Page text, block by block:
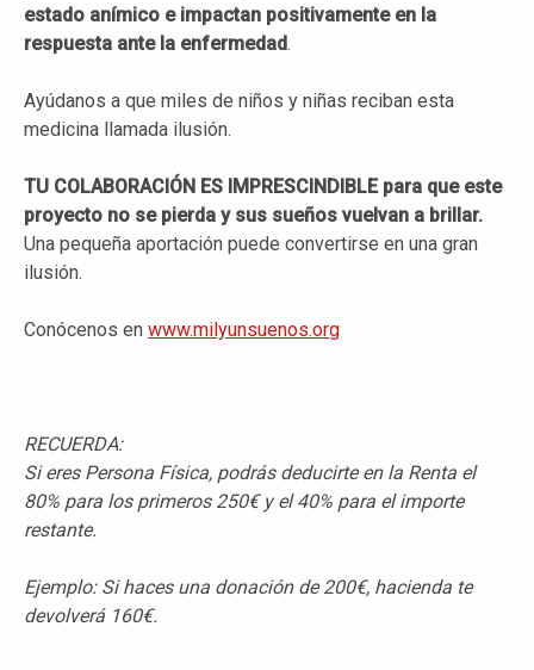
estado anímico e impactan positivamente en la
respuesta ante la enfermedad.
Ayúdanos a que miles de niños y niñas reciban esta
medicina llamada ilusión.
TU COLABORACIÓN ES IMPRESCINDIBLE para que este
proyecto no se pierda y sus sueños vuelvan a brillar.
Una pequeña aportación puede convertirse en una gran
ilusión.
Conócenos en www.milyunsuenos.org
RECUERDA:
Si eres Persona Física, podrás deducirte en la Renta el
80% para los primeros 250€ y el 40% para el importe
restante.
Ejemplo: Si haces una donación de 200€, hacienda te
devolverá 160€.